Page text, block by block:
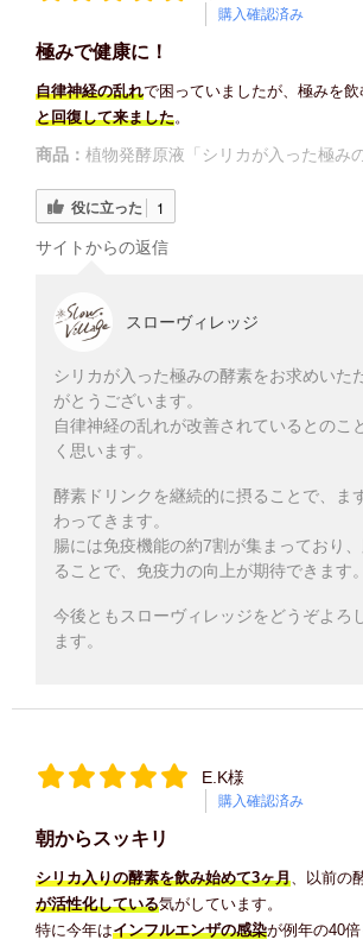
購入確認済み
極みで健康に！
自律神経の乱れで困っていましたが、極みを
と回復して来ました。
商品： 植物発酵原液「シリカが入った極み
役に立った 1
サイトからの返信
スローヴィレッジ
シリカが入った極みの酵素をお求めいた
がとうございます。
自律神経の乱れが改善されているとのこ
く思います。
酵素ドリンクを継続的に摂ることで、ま
わってきます。
腸には免疫機能の約7割が集まっており
ることで、免疫力の向上が期待できます。
今後ともスローヴィレッジをどうぞよろ
ます。
E.K様
購入確認済み
朝からスッキリ
シリカ入りの酵素を飲み始めて3ヶ月、以前の
が活性化している気がしています。
特に今年はインフルエンザの感染が例年の40倍